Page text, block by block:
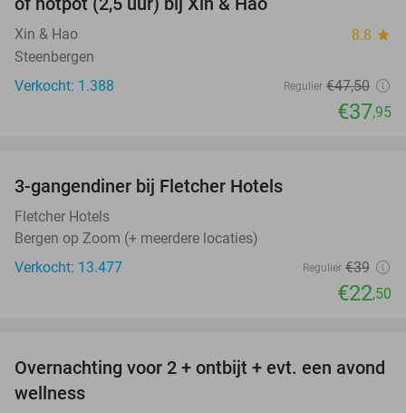
Xin & Hao 8.8 star
Steenbergen
Verkocht: 1.388
Regulier €47,50
€37,95
3-gangendiner bij Fletcher Hotels
Fletcher Hotels
Bergen op Zoom (+ meerdere locaties)
Verkocht: 13.477
Regulier €39
€22,50
21%
Overnachting voor 2 + ontbijt + evt. een avond
wellness